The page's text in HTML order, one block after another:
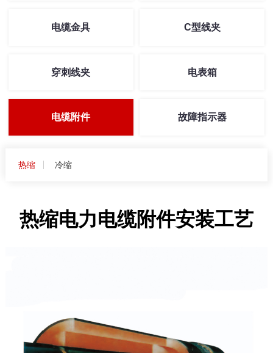
电缆金具 C型线夹
穿刺线夹 电表箱
电缆附件 故障指示器
热缩 冷缩
热缩电力电缆附件安装工艺